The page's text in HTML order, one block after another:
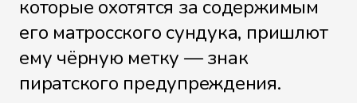
Файл 28
которые охотятся за содержимым
его матросского сундука, пришлют
ему чёрную метку — знак
пиратского предупреждения.